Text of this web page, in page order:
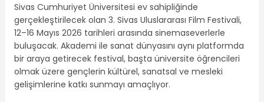
Sivas Cumhuriyet Üniversitesi ev sahipliğinde
gerçekleştirilecek olan 3. Sivas Uluslararası Film Festivali,
12–16 Mayıs 2026 tarihleri arasında sinemaseverlerle
buluşacak. Akademi ile sanat dünyasını aynı platformda
bir araya getirecek festival, başta üniversite öğrencileri
olmak üzere gençlerin kültürel, sanatsal ve mesleki
gelişimlerine katkı sunmayı amaçlıyor.